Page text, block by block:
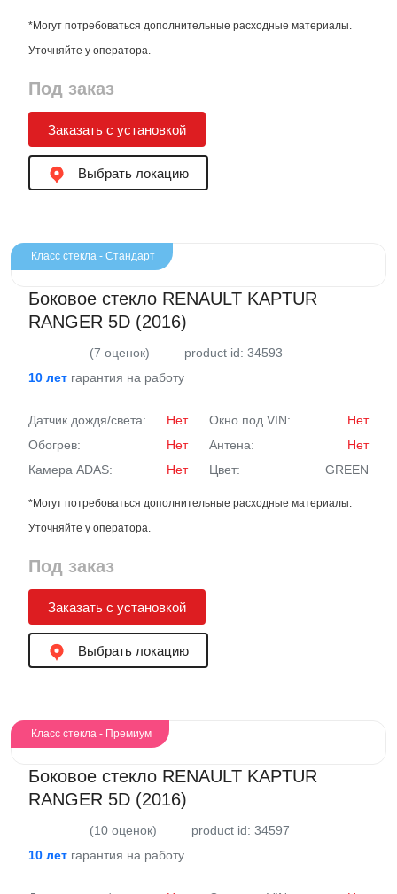
*Могут потребоваться дополнительные расходные материалы.
Уточняйте у оператора.
Под заказ
Заказать с установкой
Выбрать локацию
Класс стекла - Стандарт
Боковое стекло RENAULT KAPTUR
RANGER 5D (2016)
(7 оценок)
product id: 34593
10 лет гарантия на работу
Датчик дождя/света: Нет Окно под VIN:
Нет
Обогрев:
Нет Антена:
Нет
Камера ADAS:
Нет Цвет: GREEN
*Могут потребоваться дополнительные расходные материалы.
Уточняйте у оператора.
Под заказ
Заказать с установкой
Выбрать локацию
Класс стекла - Премиум
Боковое стекло RENAULT KAPTUR
RANGER 5D (2016)
(10 оценок)
product id: 34597
10 лет гарантия на работу